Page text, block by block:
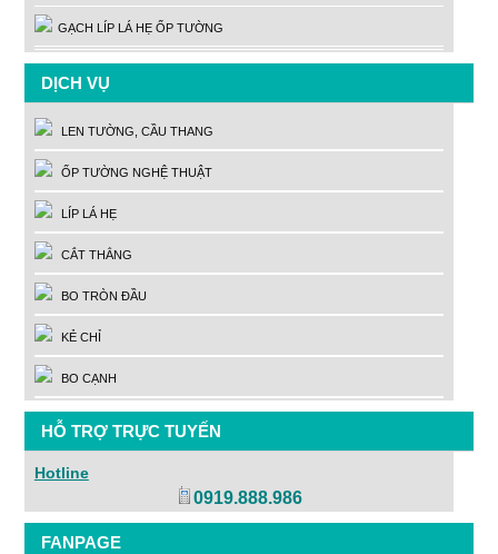
GẠCH LÍP LÁ HẸ ỐP TƯỜNG
DỊCH VỤ
LEN TƯỜNG, CẦU THANG
ỐP TƯỜNG NGHỆ THUẬT
LÍP LÁ HẸ
CẮT THẲNG
BO TRÒN ĐẦU
KẺ CHỈ
BO CẠNH
HỖ TRỢ TRỰC TUYẾN
Hotline
0919.888.986
FANPAGE